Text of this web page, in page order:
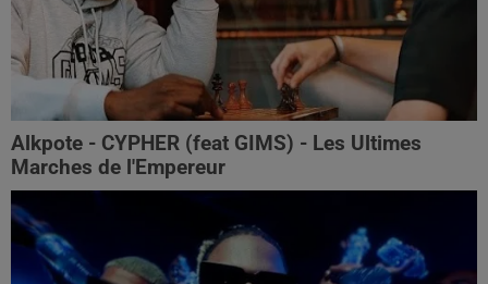
Alkpote - CYPHER (feat GIMS) - Les Ultimes
Marches de l'Empereur